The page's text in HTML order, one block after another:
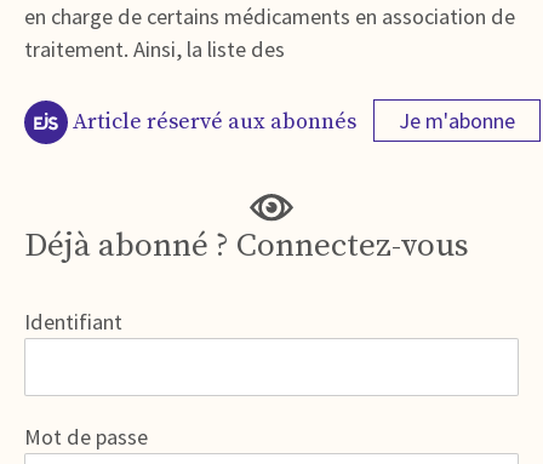
en charge de certains médicaments en association de
traitement. Ainsi, la liste des
Article réservé aux abonnés Je m'abonne
Déjà abonné ? Connectez-vous
Identifiant
Mot de passe